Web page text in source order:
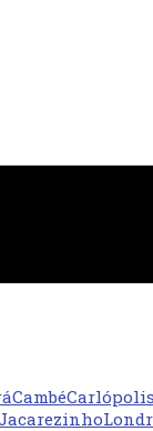
CambéCarlópolis